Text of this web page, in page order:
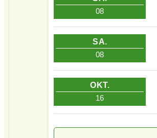
08
SA.
08
OKT.
16